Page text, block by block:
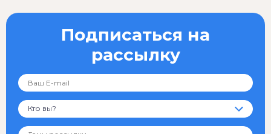
Подписаться на
рассылку
Кто вы?